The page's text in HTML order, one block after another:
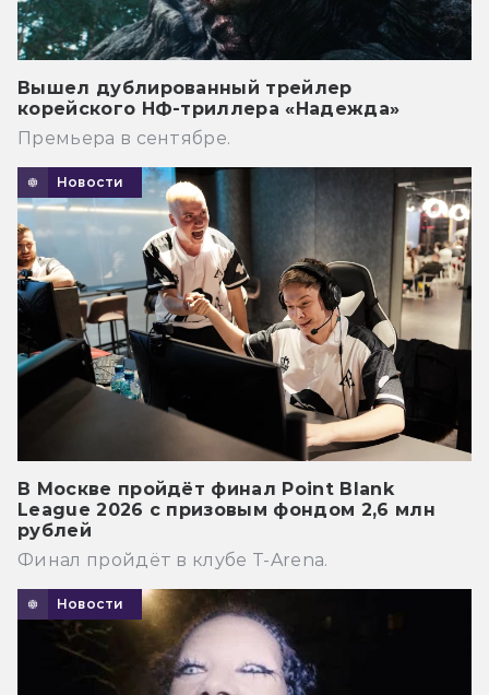
Вышел дублированный трейлер
корейского НФ-триллера «Надежда»
Премьера в сентябре.
Новости
В Москве пройдёт финал Point Blank
League 2026 с призовым фондом 2,6 млн
рублей
Финал пройдёт в клубе T-Arena.
Новости